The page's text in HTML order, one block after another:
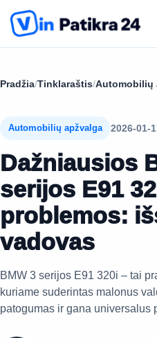
Pradžia/Tinklaraštis/Automobilių
Automobilių apžvalga 2026-01-
Dažniausios
serijos E91
problemos:
vadovas
BMW 3 serijos E91 320i – tai
kuriame suderintas malonus
patogumas ir gana universalus